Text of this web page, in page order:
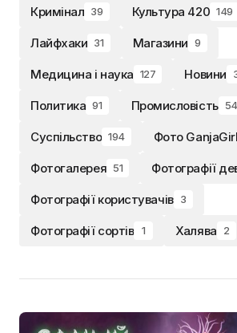
Кримінал 39 Культура 420 149
Лайфхаки 31 Магазини 9
Медицина і наука 127 Новини
Политика 91 Промисловість 54
Суспільство 194 Фото
Фотогалерея 51 Фотографії
Фотографії користувачів 3
Фотографії сортів 1 Халява 2